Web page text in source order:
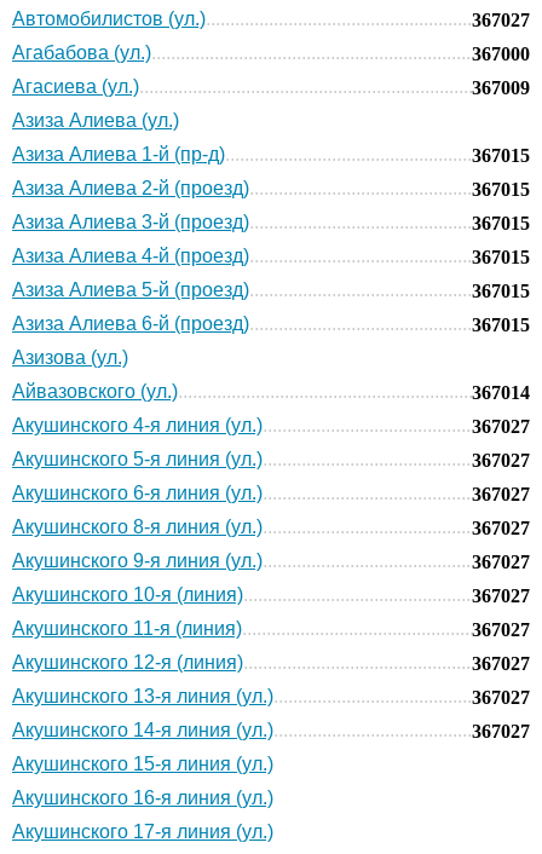
Автомобилистов (ул.)
367027
Агабабова (ул.)
367000
Агасиева (ул.)
367009
Азиза Алиева (ул.)
Азиза Алиева 1-й (пр-д)
367015
Азиза Алиева 2-й (проезд)
367015
Азиза Алиева 3-й (проезд)
367015
Азиза Алиева 4-й (проезд)
367015
Азиза Алиева 5-й (проезд)
367015
Азиза Алиева 6-й (проезд)
367015
Азизова (ул.)
Айвазовского (ул.)
367014
Акушинского 4-я линия (ул.)
367027
Акушинского 5-я линия (ул.)
367027
Акушинского 6-я линия (ул.)
367027
Акушинского 8-я линия (ул.)
367027
Акушинского 9-я линия (ул.)
367027
Акушинского 10-я (линия)
367027
Акушинского 11-я (линия)
367027
Акушинского 12-я (линия)
367027
Акушинского 13-я линия (ул.)
367027
Акушинского 14-я линия (ул.)
367027
Акушинского 15-я линия (ул.)
Акушинского 16-я линия (ул.)
Акушинского 17-я линия (ул.)